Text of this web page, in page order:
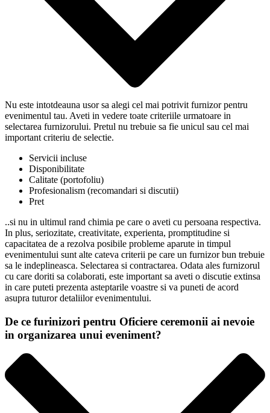
Nu este intotdeauna usor sa alegi cel mai potrivit furnizor pentru
evenimentul tau. Aveti in vedere toate criteriile urmatoare in
selectarea furnizorului. Pretul nu trebuie sa fie unicul sau cel mai
important criteriu de selectie.
Servicii incluse
Disponibilitate
Calitate (portofoliu)
Profesionalism (recomandari si discutii)
Pret
..si nu in ultimul rand chimia pe care o aveti cu persoana respectiva.
In plus, seriozitate, creativitate, experienta, promptitudine si
capacitatea de a rezolva posibile probleme aparute in timpul
evenimentului sunt alte cateva criterii pe care un furnizor bun trebuie
sa le indeplineasca. Selectarea si contractarea. Odata ales furnizorul
cu care doriti sa colaborati, este important sa aveti o discutie extinsa
in care puteti prezenta asteptarile voastre si va puneti de acord
asupra tuturor detaliilor evenimentului.
De ce furinizori pentru Oficiere ceremonii ai nevoie
in organizarea unui eveniment?